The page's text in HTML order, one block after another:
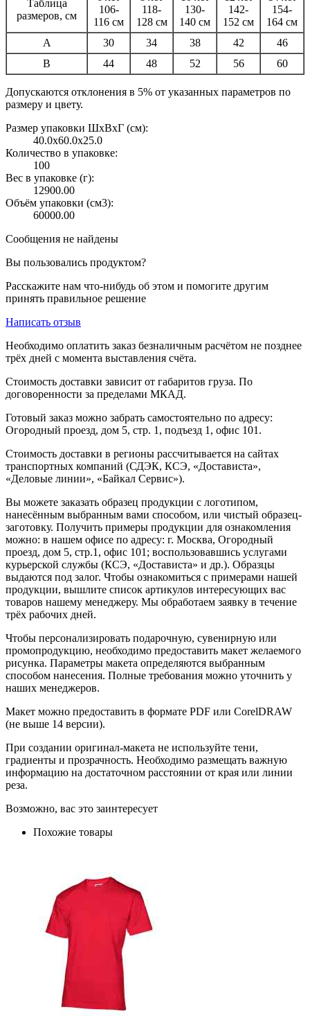
Таблица
размеров, см
106-
116 см
118-
128 см
130-
140 см
142-
152 см
154-
164 см
A
30 34 38 42
46
B
44 48 52 56 60
Допускаются отклонения в 5% от указанных параметров по
размеру и цвету.
Размер упаковки ШxВxГ (см):
40.0x60.0x25.0
Количество в упаковке:
100
Вес в упаковке (г):
12900.00
Объём упаковки (см3):
60000.00
Сообщения не найдены
Вы пользовались продуктом?
Расскажите нам что-нибудь об этом и помогите другим
принять правильное решение
Написать отзыв
Необходимо оплатить заказ безналичным расчётом не позднее
трёх дней с момента выставления счёта.
Стоимость доставки зависит от габаритов груза. По
договоренности за пределами МКАД.
Готовый заказ можно забрать самостоятельно по адресу:
Огородный проезд, дом 5, стр. 1, подъезд 1, офис 101.
Стоимость доставки в регионы рассчитывается на сайтах
транспортных компаний (СДЭК, КСЭ, «Достависта»,
«Деловые линии», «Байкал Сервис»).
Вы можете заказать образец продукции с логотипом,
нанесённым выбранным вами способом, или чистый образец-
заготовку. Получить примеры продукции для ознакомления
можно: в нашем офисе по адресу: г. Москва, Огородный
проезд, дом 5, стр.1, офис 101; воспользовавшись услугами
курьерской службы (КСЭ, «Достависта» и др.). Образцы
выдаются под залог. Чтобы ознакомиться с примерами нашей
продукции, вышлите список артикулов интересующих вас
товаров нашему менеджеру. Мы обработаем заявку в течение
трёх рабочих дней.
Чтобы персонализировать подарочную, сувенирную или
промопродукцию, необходимо предоставить макет желаемого
рисунка. Параметры макета определяются выбранным
способом нанесения. Полные требования можно уточнить у
наших менеджеров.
Макет можно предоставить в формате PDF или CorelDRAW
(не выше 14 версии).
При создании оригинал-макета не используйте тени,
градиенты и прозрачность. Необходимо размещать важную
информацию на достаточном расстоянии от края или линии
реза.
Возможно, вас это заинтересует
Похожие товары